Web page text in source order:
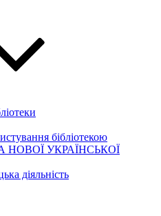
бібліотекою
НОВОЇ УКРАЇНСЬКОЇ
діяльність